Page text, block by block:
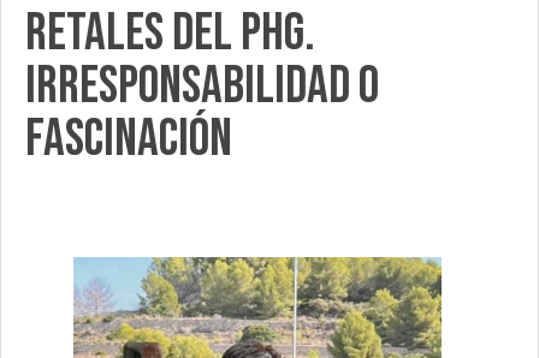
Retales del PHG.
Irresponsabilidad o
fascinación